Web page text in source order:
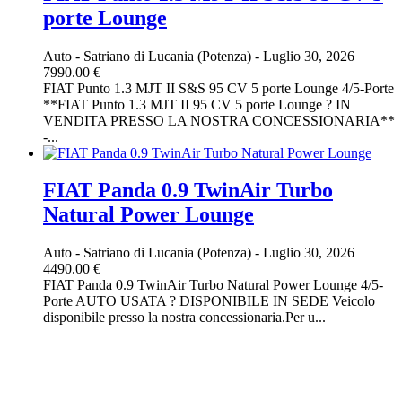
porte Lounge
Auto - Satriano di Lucania (Potenza) - Luglio 30, 2026
7990.00 €
FIAT Punto 1.3 MJT II S&S 95 CV 5 porte Lounge 4/5-Porte
**FIAT Punto 1.3 MJT II 95 CV 5 porte Lounge ? IN
VENDITA PRESSO LA NOSTRA CONCESSIONARIA**
-...
FIAT Panda 0.9 TwinAir Turbo
Natural Power Lounge
Auto - Satriano di Lucania (Potenza) - Luglio 30, 2026
4490.00 €
FIAT Panda 0.9 TwinAir Turbo Natural Power Lounge 4/5-
Porte AUTO USATA ? DISPONIBILE IN SEDE Veicolo
disponibile presso la nostra concessionaria.Per u...